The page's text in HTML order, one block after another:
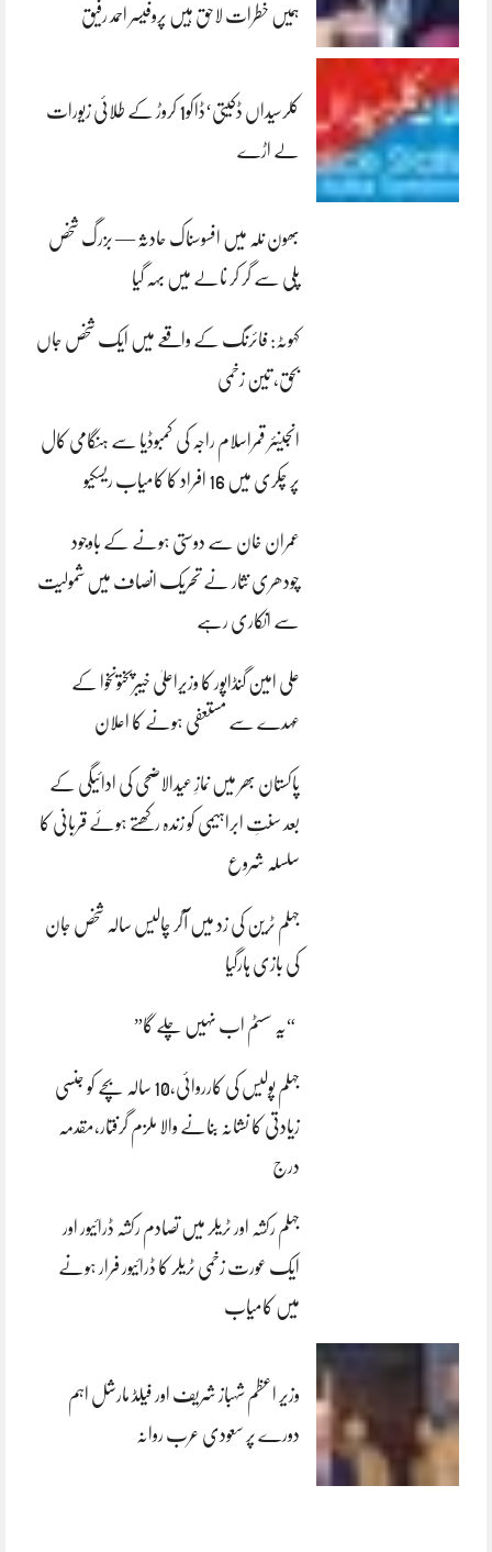
ہمیں خطرات لاحق ہیں پروفیسر احمد رفیق
کلرسیداں ڈکیتی‘ڈاکو1 کروڑ کے طلائی زیورات
لے اڑے
بھون نلہ میں افسوسناک حادثہ — بزرگ شخص
پلی سے گر کر نالے میں بہہ گیا
کہوٹہ: فائرنگ کے واقعے میں ایک شخص جاں
بحق، تین زخمی
انجینئر قمراسلام راجہ کی کمبوڈیا سے ہنگامی کال
پر چکری میں 16 افراد کا کامیاب ریسکیو
عمران خان سے دوستی ہونے کے باوجود
چودھری نثار نے تحریک انصاف میں شمولیت
سے انکاری رہے
علی امین گنڈاپور کا وزیراعلیٰ خیبرپختونخوا کے
عہدے سے مستعفی ہونے کا اعلان
پاکستان بھر میں نمازِ عیدالاضحی کی ادائیگی کے
بعد سنتِ ابراہیمی کو زندہ رکھتے ہوئے قربانی کا
سلسلہ شروع
جہلم ٹرین کی زد میں آکر چالیس سالہ شخص جان
کی بازی ہارگیا
“یہ سسٹم اب نہیں چلے گا”
جہلم پولیس کی کارروائی،10 سالہ بچے کو جنسی
زیادتی کا نشانہ بنانے والا ملزم گرفتار،مقدمہ
درج
جہلم رکشہ اور ٹریلر میں تصادم رکشہ ڈرائیور اور
ایک عورت زخمی ٹریلر کا ڈرائیور فرار ہونے
میں کامیاب
وزیر اعظم شہباز شریف اور فیلڈ مارشل اہم
دورے پر سعودی عرب روانہ